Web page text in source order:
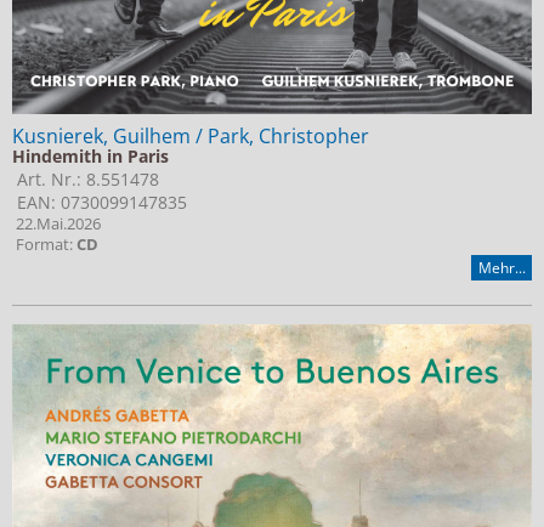
Kusnierek, Guilhem / Park, Christopher
Hindemith in Paris
Art. Nr.: 8.551478
EAN: 0730099147835
22.Mai.2026
Format:CD
Mehr...